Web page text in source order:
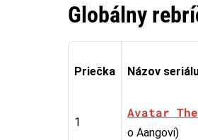
Globálny
Priečka Názov
1
Avatar
o Aangovi)